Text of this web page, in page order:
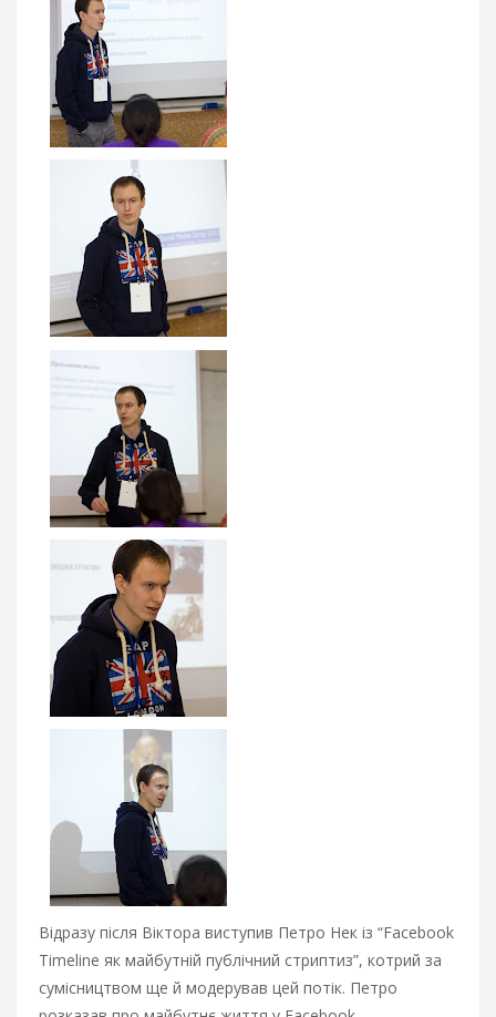
Відразу після Віктора виступив Петро Нек із “Facebook
Timeline як майбутній публічний стриптиз”, котрий за
сумісництвом ще й модерував цей потік. Петро